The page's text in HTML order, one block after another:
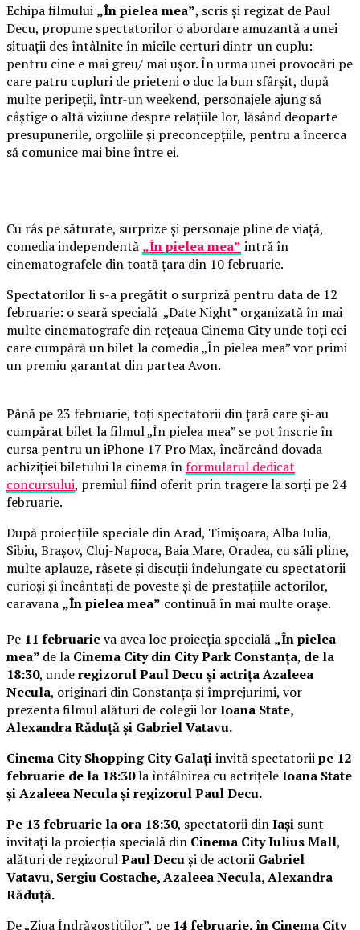
Echipa filmului „În pielea mea”, scris și regizat de Paul
Decu, propune spectatorilor o abordare amuzantă a unei
situații des întâlnite în micile certuri dintr-un cuplu:
pentru cine e mai greu/ mai ușor. În urma unei provocări pe
care patru cupluri de prieteni o duc la bun sfârșit, după
multe peripeții, într-un weekend, personajele ajung să
câștige o altă viziune despre relațiile lor, lăsând deoparte
presupunerile, orgoliile și preconcepțiile, pentru a încerca
să comunice mai bine între ei.
Cu râs pe săturate, surprize și personaje pline de viață,
comedia independentă „În pielea mea” intră în
cinematografele din toată țara din 10 februarie.
Spectatorilor li s-a pregătit o surpriză pentru data de 12
februarie: o seară specială „Date Night” organizată în mai
multe cinematografe din rețeaua Cinema City unde toți cei
care cumpără un bilet la comedia „În pielea mea” vor primi
un premiu garantat din partea Avon.
Până pe 23 februarie, toți spectatorii din țară care și-au
cumpărat bilet la filmul „În pielea mea” se pot înscrie în
cursa pentru un iPhone 17 Pro Max, încărcând dovada
achiziției biletului la cinema înformularul dedicat
concursului, premiul fiind oferit prin tragere la sorți pe 24
februarie.
După proiecțiile speciale din Arad, Timișoara, Alba Iulia,
Sibiu, Brașov, Cluj-Napoca, Baia Mare, Oradea, cu săli pline,
multe aplauze, râsete și discuții îndelungate cu spectatorii
curioși și încântați de poveste și de prestațiile actorilor,
caravana „În pielea mea” continuă în mai multe orașe.
Pe 11 februarieva avea loc proiecția specială „În pielea
mea” de la Cinema City din City Park Constanța, de la
18:30, underegizorul Paul Decu și actrița Azaleea
Necula, originari din Constanța și împrejurimi, vor
prezenta filmul alături de colegii lorIoana State,
Alexandra Răduță și Gabriel Vatavu.
Cinema City Shopping City Galațiinvită spectatoriipe 12
februarie de la 18:30la întâlnirea cu actrițeleIoana State
și Azaleea Necula și regizorul Paul Decu.
Pe 13 februarie la ora 18:30, spectatorii dinIași sunt
invitați la proiecția specială din Cinema City Iulius Mall,
alături de regizorulPaul Decuși de actorii Gabriel
Vatavu, Sergiu Costache, Azaleea Necula, Alexandra
Răduță.
De „Ziua Îndrăgostiților”, pe 14 februarie, în Cinema City